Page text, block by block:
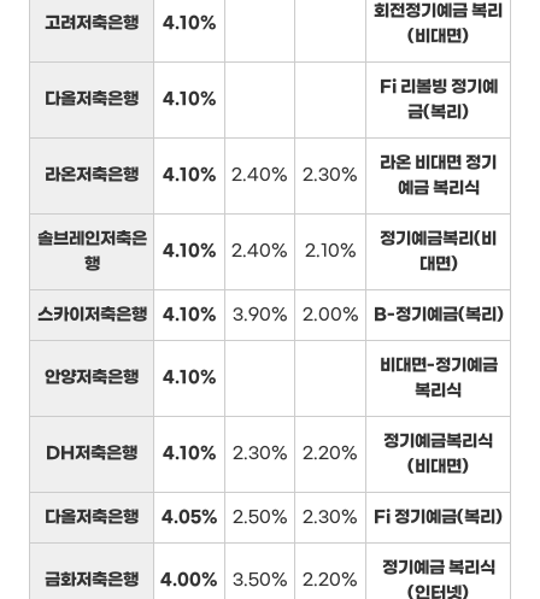
고려저축은행 4.10%
회전정기예금 복리
(비대면)
다올저축은행 4.10%
Fi 리볼빙 정기예
금(복리)
라온저축은행 4.10% 2.40% 2.30%
라온 비대면 정기
예금 복리식
솔브레인저축은
행
4.10% 2.40% 2.10%
정기예금복리(비
대면)
스카이저축은행 4.10% 3.90% 2.00% B-정기예금(복리)
안양저축은행 4.10%
비대면-정기예금
복리식
DH저축은행 4.10% 2.30% 2.20%
정기예금복리식
(비대면)
다올저축은행 4.05% 2.50% 2.30% Fi 정기예금(복리)
금화저축은행 4.00% 3.50% 2.20%
정기예금 복리식
(인터넷)